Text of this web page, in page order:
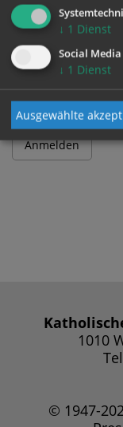
Passwort
1010
© 1947-
↓ 1 Dienst
Social Media
↓ 1 Dienst
Ausgewählte